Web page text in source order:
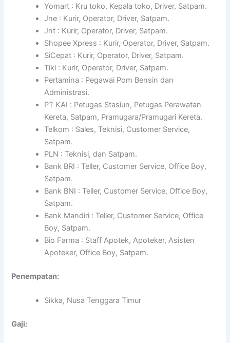
Yomart : Kru toko, Kepala toko, Driver, Satpam.
Jne : Kurir, Operator, Driver, Satpam.
Jnt : Kurir, Operator, Driver, Satpam.
Shopee Xpress : Kurir, Operator, Driver, Satpam.
SiCepat : Kurir, Operator, Driver, Satpam.
Tiki : Kurir, Operator, Driver, Satpam.
Pertamina : Pegawai Pom Bensin dan
Administrasi.
PT KAI : Petugas Stasiun, Petugas Perawatan
Kereta, Satpam, Pramugara/Pramugari Kereta.
Telkom : Sales, Teknisi, Customer Service,
Satpam.
PLN : Teknisi, dan Satpam.
Bank BRI : Teller, Customer Service, Office Boy,
Satpam.
Bank BNI : Teller, Customer Service, Office Boy,
Satpam.
Bank Mandiri : Teller, Customer Service, Office
Boy, Satpam.
Bio Farma : Staff Apotek, Apoteker, Asisten
Apoteker, Office Boy, Satpam.
Penempatan:
Sikka, Nusa Tenggara Timur
Gaji: